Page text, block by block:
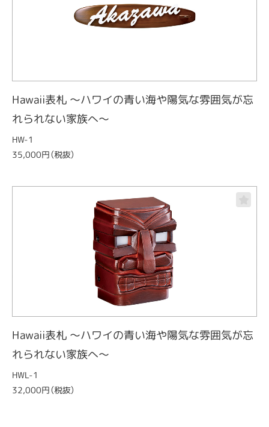
Hawaii表札 ～ハワイの青い海や陽気な雰囲気が忘
れられない家族へ～
HW-1
35,000円（税抜）
Hawaii表札 ～ハワイの青い海や陽気な雰囲気が忘
れられない家族へ～
HWL-1
32,000円（税抜）